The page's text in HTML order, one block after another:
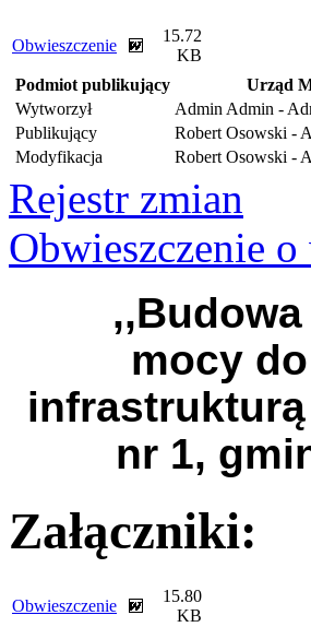
Obwieszczenie
15.72
KB
Podmiot publikujący
Urząd
Wytworzył
Admin Admin -
Publikujący
Robert Osowski -
Modyfikacja
Robert Osowski -
Rejestr zmian
Obwieszczenie
mocy
nr 1,
Załączniki:
Obwieszczenie
15.80
KB